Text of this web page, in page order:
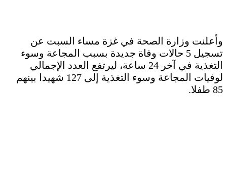
وأعلنت وزارة الصحة في غزة مساء السبت عن
تسجيل 5 حالات وفاة جديدة بسبب المجاعة وسوء
التغذية في آخر 24 ساعة، ليرتفع العدد الإجمالي
لوفيات المجاعة وسوء التغذية إلى 127 شهيدا بينهم
85 طفلا.